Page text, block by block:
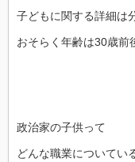
子どもに関する詳細は
おそらく年齢は30歳前
政治家の子供って
どんな職業についてい